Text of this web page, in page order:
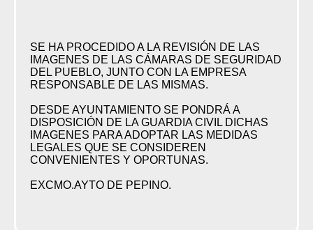
SE HA PROCEDIDO A LA REVISIÓN DE LAS
IMAGENES DE LAS CÁMARAS DE SEGURIDAD
DEL PUEBLO, JUNTO CON LA EMPRESA
RESPONSABLE DE LAS MISMAS.
DESDE AYUNTAMIENTO SE PONDRÁ A
DISPOSICIÓN DE LA GUARDIA CIVIL DICHAS
IMAGENES PARA ADOPTAR LAS MEDIDAS
LEGALES QUE SE CONSIDEREN
CONVENIENTES Y OPORTUNAS.
EXCMO.AYTO DE PEPINO.